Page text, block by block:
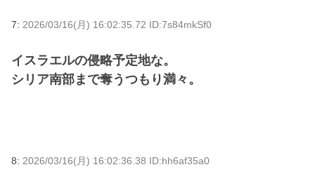
7: 2026/03/16(月) 16:02:35.72 ID:7s84mkSf0
イスラエルの侵略予定地な。
シリア南部まで奪うつもり満々。
8: 2026/03/16(月) 16:02:36.38 ID:hh6af35a0